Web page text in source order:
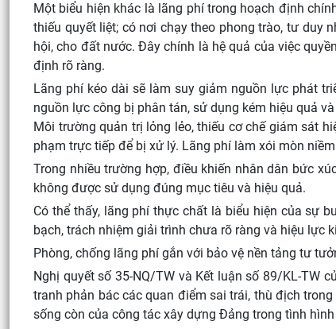
Một biểu hiện khác là lãng phí trong hoạch định
thiếu quyết liệt; có nơi chạy theo phong trào, tư duy
hội, cho đất nước. Đây chính là hệ quả của việc
định rõ ràng.
Lãng phí kéo dài sẽ làm suy giảm nguồn lực phát
nguồn lực công bị phân tán, sử dụng kém hiệu quả
Môi trường quản trị lỏng lẻo, thiếu cơ chế giám sát
phạm trực tiếp để bị xử lý. Lãng phí làm xói mòn
Trong nhiều trường hợp, điều khiến nhân dân bức
không được sử dụng đúng mục tiêu và hiệu quả.
Có thể thấy, lãng phí thực chất là biểu hiện của sự
bạch, trách nhiệm giải trình chưa rõ ràng và hiệu lực
Phòng, chống lãng phí gắn với bảo vệ nền tảng tư
Nghị quyết số 35-NQ/TW và Kết luận số 89/KL-TW
tranh phản bác các quan điểm sai trái, thù địch
sống còn của công tác xây dựng Đảng trong tình